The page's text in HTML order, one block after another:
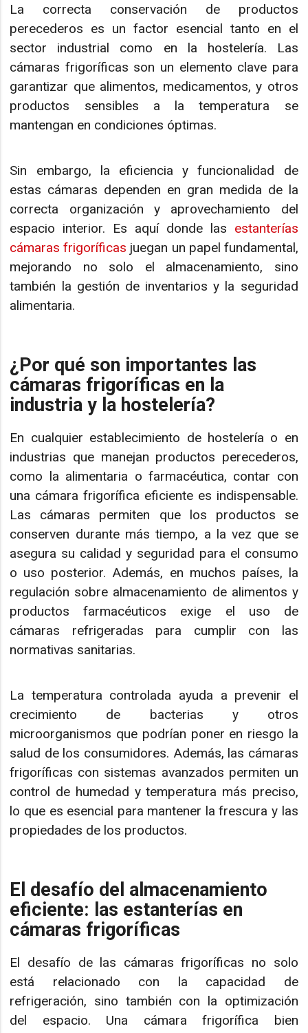
La correcta conservación de productos
perecederos es un factor esencial tanto en el
sector industrial como en la hostelería. Las
cámaras frigoríficas son un elemento clave para
garantizar que alimentos, medicamentos, y otros
productos sensibles a la temperatura se
mantengan en condiciones óptimas.
Sin embargo, la eficiencia y funcionalidad de
estas cámaras dependen en gran medida de la
correcta organización y aprovechamiento del
espacio interior. Es aquí donde las estanterías
cámaras frigoríficas juegan un papel fundamental,
mejorando no solo el almacenamiento, sino
también la gestión de inventarios y la seguridad
alimentaria.
¿Por qué son importantes las
cámaras frigoríficas en la
industria y la hostelería?
En cualquier establecimiento de hostelería o en
industrias que manejan productos perecederos,
como la alimentaria o farmacéutica, contar con
una cámara frigorífica eficiente es indispensable.
Las cámaras permiten que los productos se
conserven durante más tiempo, a la vez que se
asegura su calidad y seguridad para el consumo
o uso posterior. Además, en muchos países, la
regulación sobre almacenamiento de alimentos y
productos farmacéuticos exige el uso de
cámaras refrigeradas para cumplir con las
normativas sanitarias.
La temperatura controlada ayuda a prevenir el
crecimiento de bacterias y otros
microorganismos que podrían poner en riesgo la
salud de los consumidores. Además, las cámaras
frigoríficas con sistemas avanzados permiten un
control de humedad y temperatura más preciso,
lo que es esencial para mantener la frescura y las
propiedades de los productos.
El desafío del almacenamiento
eficiente: las estanterías en
cámaras frigoríficas
El desafío de las cámaras frigoríficas no solo
está relacionado con la capacidad de
refrigeración, sino también con la optimización
del espacio. Una cámara frigorífica bien